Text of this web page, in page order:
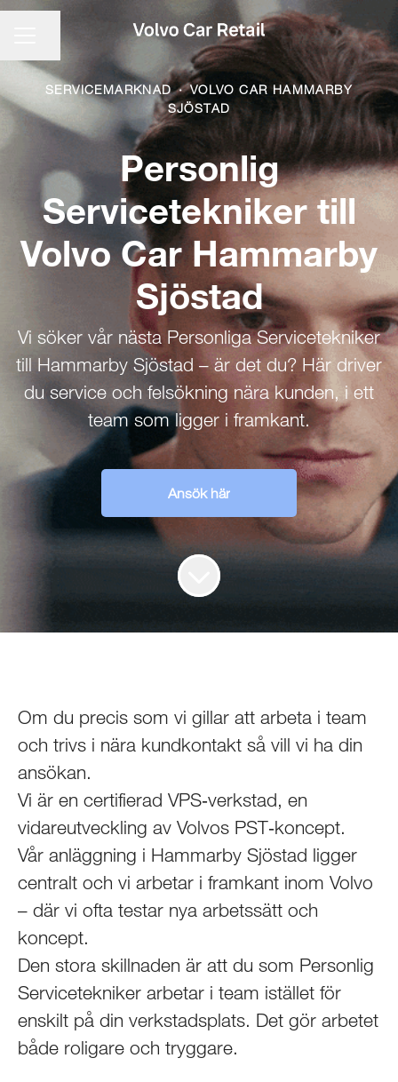
KARRIÄRMENY
Dela sidan
SERVICEMARKNAD · VOLVO CAR HAMMARBY
SJÖSTAD
Personlig
Servicetekniker till
Volvo Car Hammarby
Sjöstad
Vi söker vår nästa Personliga Servicetekniker
till Hammarby Sjöstad – är det du? Här driver
du service och felsökning nära kunden, i ett
team som ligger i framkant.
Ansök här
Om du precis som vi gillar att arbeta i team
och trivs i nära kundkontakt så vill vi ha din
ansökan.
Vi är en certifierad VPS‑verkstad, en
vidareutveckling av Volvos PST‑koncept.
Vår anläggning i Hammarby Sjöstad ligger
centralt och vi arbetar i framkant inom Volvo
– där vi ofta testar nya arbetssätt och
koncept.
Den stora skillnaden är att du som Personlig
Servicetekniker arbetar i team istället för
enskilt på din verkstadsplats. Det gör arbetet
både roligare och tryggare.